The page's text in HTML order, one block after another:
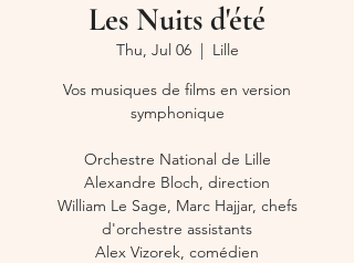
Les Nuits d'été
Thu, Jul 06
  |
Lille
Vos musiques de films en version
symphonique
Orchestre National de Lille
Alexandre Bloch, direction
William Le Sage, Marc Hajjar, chefs
d'orchestre assistants
Alex Vizorek, comédien